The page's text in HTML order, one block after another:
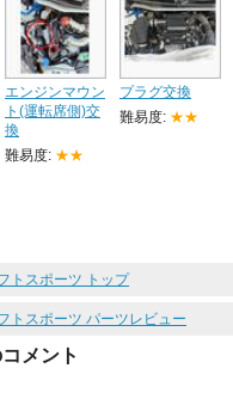
エンジンマウン
ト(運転席側)交
換
難易度: ★★
プラグ交換
難易度: ★★
トスポーツ トップ
トスポーツ パーツレビュー
メント